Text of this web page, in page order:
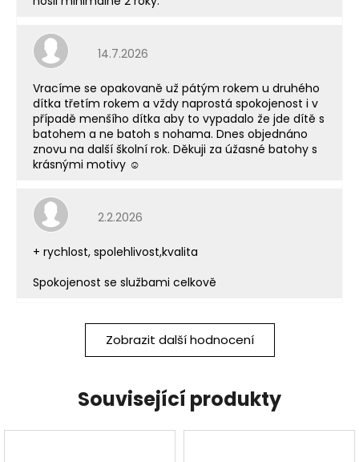
Hodnocení obchodu je 5 z 5 hvězdiček.
14.7.2026
Vracíme se opakovaně už pátým rokem u druhého
dítka třetím rokem a vždy naprostá spokojenost i v
případě menšího dítka aby to vypadalo že jde dítě s
batohem a ne batoh s nohama. Dnes objednáno
znovu na další školní rok. Děkuji za úžasné batohy s
krásnými motivy ☺️
Hodnocení obchodu je 5 z 5 hvězdiček.
2.2.2026
+ rychlost, spolehlivost,kvalita
Spokojenost se službami celkově
Zobrazit další hodnocení
Související produkty